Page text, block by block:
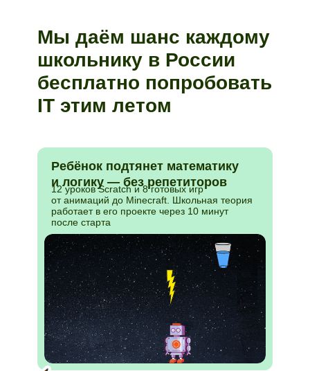
Мы даём шанс каждому
школьнику в России
бесплатно попробовать
IT этим летом
Ребёнок подтянет математику
и логику — без репетиторов
12 уроков Scratch и 8 готовых игр
от анимаций до Minecraft. Школьная теория
работает в его проекте через 10 минут
после старта